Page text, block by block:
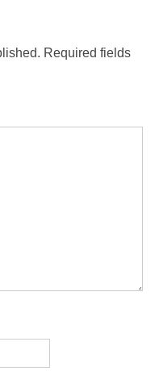
Required fields